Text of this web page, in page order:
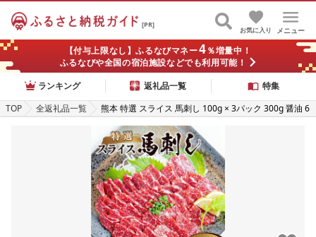
[PR]
メニュー
お気に入り
【付与上限なし】ふるなびマネー4％増量中！
ふるなびや全国の宿泊施設などでも利用可能！
ランキング
返礼品一覧
特集
TOP
全返礼品一覧
熊本 特選 スライス 馬刺し 100g × 3パック 300g 醤油 6
袋 高級馬刺し専門店 桜屋 旨み 濃厚 厳選 あっさり ヘル
シー 真空冷凍 肉 馬肉 赤身 刺身 お寿司 肉寿司 生食 生
肉 おつまみ 酒の肴 おかず 冷凍 お取り寄せ グルメ 送料
無料 [熊本県宇土市]